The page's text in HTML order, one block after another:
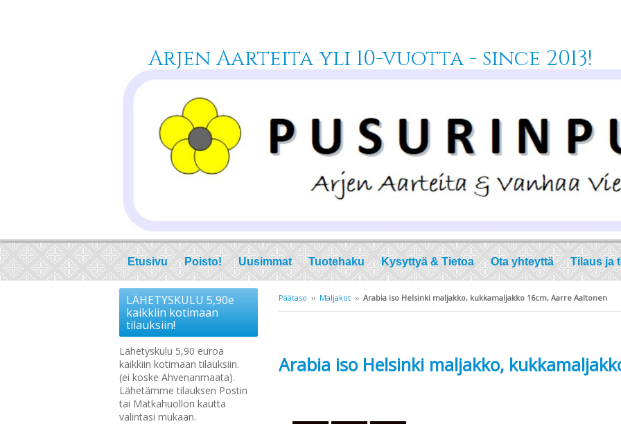
Arjen Aarteita yli 10-vuotta - since 2013!
Etusivu Poisto! Uusimmat Tuotehaku Kysyttyä & Tietoa Ota yhteyttä Tilaus ja
Päätaso ›› Maljakot ›› Arabia iso Helsinki maljakko, kukkamaljakko 16cm, Aarre Aaltonen
Arabia iso Helsinki maljakko,
LÄHETYSKULU 5,90e
kaikkiin kotimaan
tilauksiin!
Lähetyskulu 5,90 euroa
kaikkiin kotimaan tilauksiin.
(ei koske Ahvenanmaata).
Lähetämme tilauksen Postin
tai Matkahuollon kautta
valintasi mukaan.